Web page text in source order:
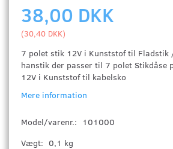
38,00 DKK
(30,40 DKK)
7 polet stik 12V i Kunststof til Fladstik
hanstik der passer til 7 polet Stikdåse
12V i Kunststof til kabelsko
Mere information
Model/varenr.:
101000
Vægt: 0,1 kg